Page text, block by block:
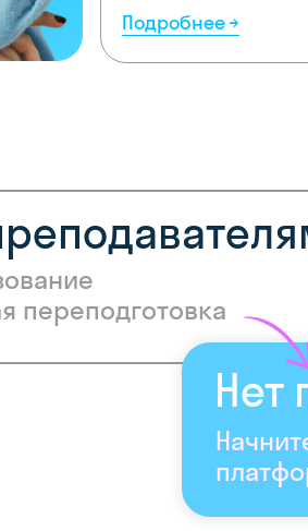
Подробнее →
переподготовка
Нет